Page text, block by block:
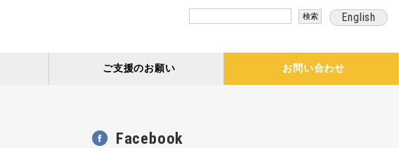
English
ご支援のお願い お問い合わせ
Facebook